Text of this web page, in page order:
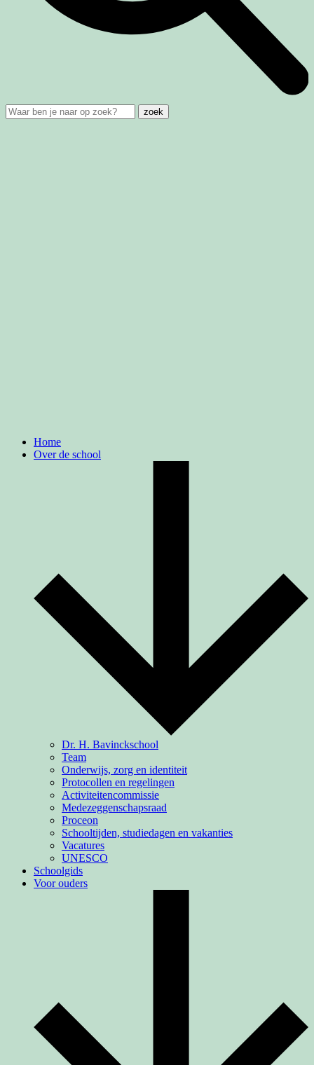
Home
Over de school
Dr. H. Bavinckschool
Team
Onderwijs, zorg en identiteit
Protocollen en regelingen
Activiteiten­commissie
Medezeggenschapsraad
Proceon
Schooltijden, studiedagen en vakanties
Vacatures
UNESCO
Schoolgids
Voor ouders